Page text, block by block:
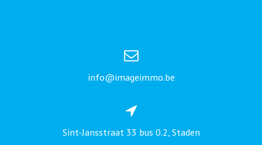
info@imageimmo.be
Sint-Jansstraat 33 bus 0.2, Staden